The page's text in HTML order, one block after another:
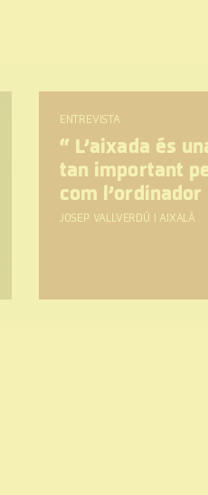
ENTREVISTA
“ L’aixada és
tan important
com l’ordinador
JOSEP VALLVERDÚ I AIXALÀ